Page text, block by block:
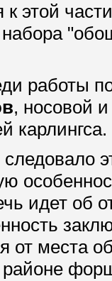
этой
набора
работы
, носовой
карлингса.
идет об
от места